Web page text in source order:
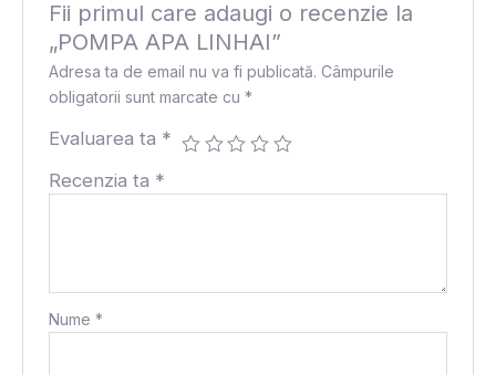
Fii primul care adaugi o recenzie la
„POMPA APA LINHAI”
Adresa ta de email nu va fi publicată. Câmpurile
obligatorii sunt marcate cu*
Evaluarea ta *
Recenzia ta *
Nume*